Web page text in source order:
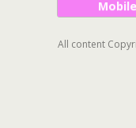
Mobile
All content